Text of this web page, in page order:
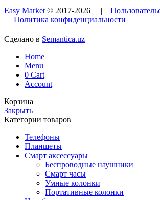
Easy Market © 2017-2026 |
| Политика конфиденциальности
Сделано в Semantica.uz
Home
Menu
0 Cart
Account
Корзина
Закрыть
Категории товаров
Телефоны
Планшеты
Смарт аксессуары
Беспроводные наушники
Смарт часы
Умные колонки
Портативные колонки